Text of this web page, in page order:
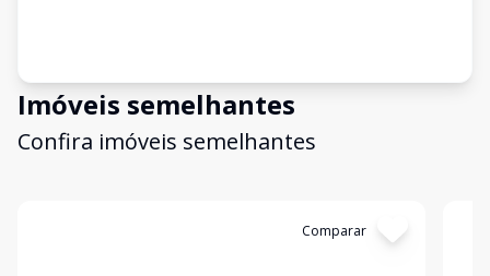
Imóveis semelhantes
Confira imóveis semelhantes
Comparar